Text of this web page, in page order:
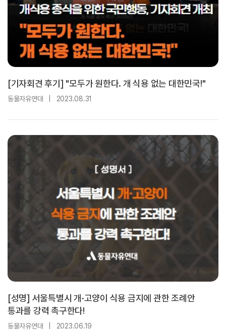
[기자회견 후기] "모두가 원한다. 개 식용 없는 대한민국!"
동물자유연대 2023.08.31
[성명] 서울특별시 개·고양이 식용 금지에 관한 조례안
통과를 강력 촉구한다!
동물자유연대 2023.06.19